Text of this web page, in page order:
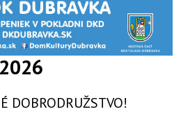
DOBRODRUŽSTVO!